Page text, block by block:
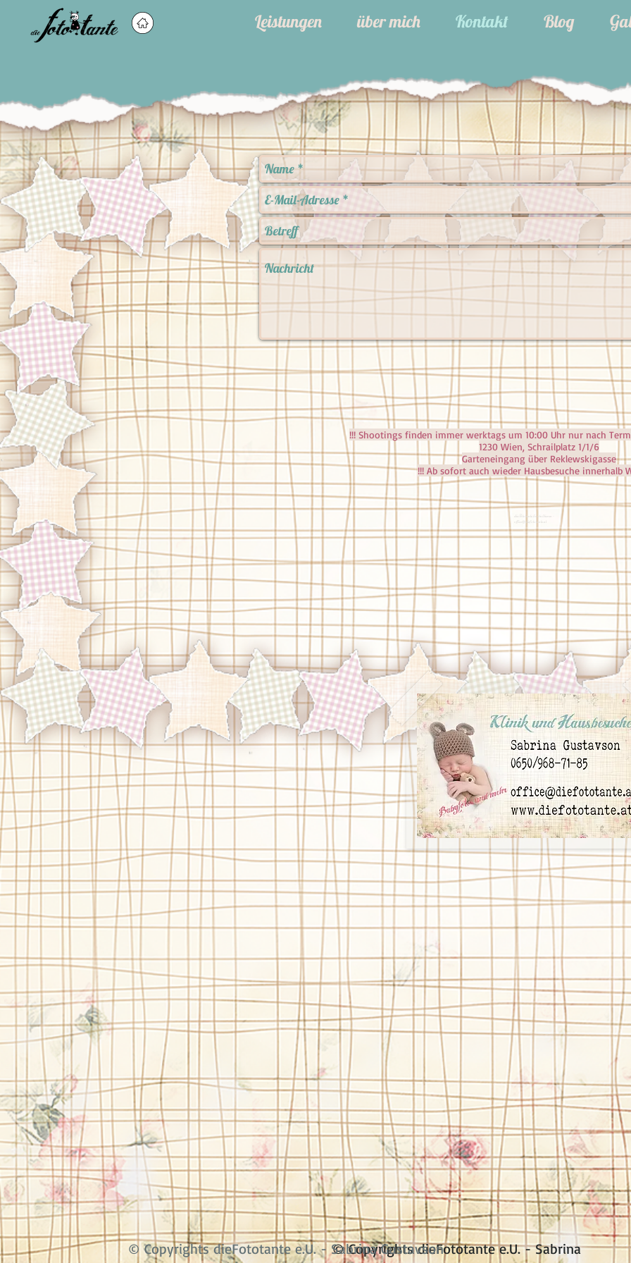
Leistungen über mich Kontakt Blog
!!! Shootings finden immer werktags um 10:00 Uhr nur nach
1230 Wien, Schrailplatz 1/1/6
Garteneingang über Reklewskigasse
!!! Ab sofort auch wieder Hausbesuche innerhalb
dieFototante kontaktieren -
office@diefototante.at
© Copyrights dieFototante e.U. - Sabrina
© Copyrights dieFototante e.U. - Sabrina Gustavson